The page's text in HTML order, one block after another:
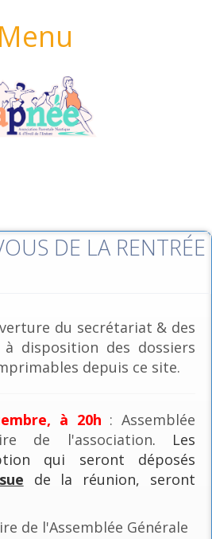
Menu
DE LA RENTRÉE
du secrétariat & des
disposition des dossiers
depuis ce site.
à 20h : Assemblée
de l'association. Les
qui seront déposés
de la réunion, seront
de l'Assemblée Générale